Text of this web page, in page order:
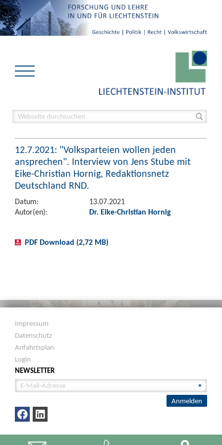
12.7.2021: "Volksparteien wollen jeden
ansprechen". Interview von Jens Stube mit
Eike-Christian Hornig, Redaktionsnetz
Deutschland RND.
Datum:
13.07.2021
Autor(en):
Dr. Eike-Christian Hornig
PDF Download (2,72 MB)
Impressum
Datenschutz
Anfahrtsplan
Login
NEWSLETTER